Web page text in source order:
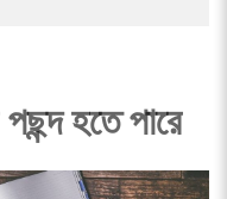
হতে পারে